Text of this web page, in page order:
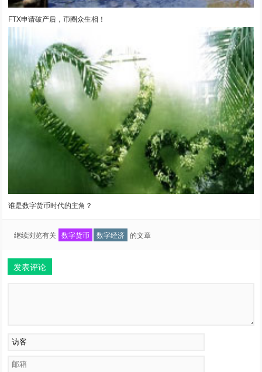
FTX申请破产后，币圈众生相！
谁是数字货币时代的主角？
继续浏览有关 数字货币 数字经济 的文章
发表评论